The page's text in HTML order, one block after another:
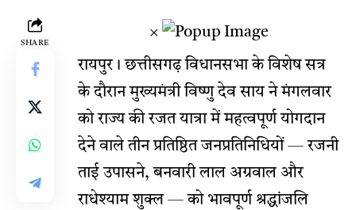
SHARE
×
रायपुर। छत्तीसगढ़ विधानसभा के विशेष सत्र
के दौरान मुख्यमंत्री विष्णु देव साय ने मंगलवार
को राज्य की रजत यात्रा में महत्वपूर्ण योगदान
देने वाले तीन प्रतिष्ठित जनप्रतिनिधियों — रजनी
ताई उपासने, बनवारी लाल अग्रवाल और
राधेश्याम शुक्ल — को भावपूर्ण श्रद्धांजलि